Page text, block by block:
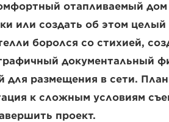
отапливаемый
или создать об этом
боролся со стихией,
документальный
для размещения в сети.
к сложным условиям
проект.